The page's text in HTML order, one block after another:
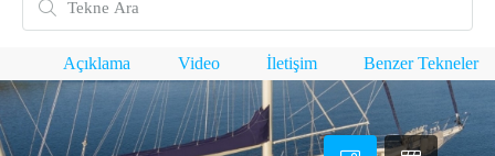
Açıklama Video İletişim Benzer Tekneler